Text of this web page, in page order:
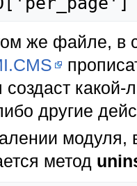
же файле, в
создаст
другие
модуля,
метод